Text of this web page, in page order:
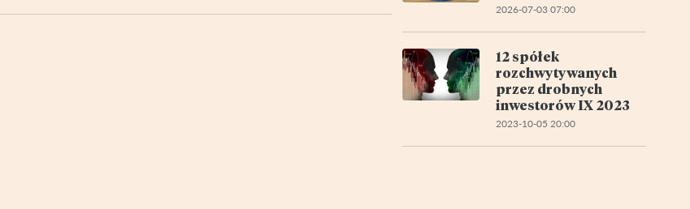
2026-07-03 07:00
12 spółek
rozchwytywanych
przez drobnych
inwestorów IX 2023
2023-10-05 20:00